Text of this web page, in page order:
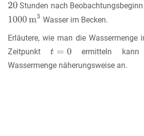
Stunden nach
Wasser im Becken.
Erläutere, wie man die Wassermenge
Zeitpunkt
ermitteln
Wassermenge näherungsweise an.